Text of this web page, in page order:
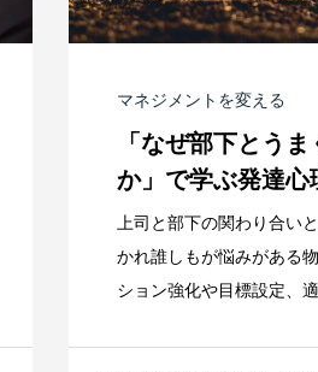
マネジメントを変える
「なぜ部下とう
か」で学ぶ発達心
上司と部下の関わり合い
かれ誰しもが悩みがある
ション強化や目標設定、